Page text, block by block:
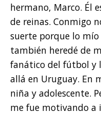
hermano, Marco. Él
de reinas. Conmigo
suerte porque lo
también heredé de
fanático del fútbol y
allá en Uruguay. En
niña y adolescente.
me fue motivando a